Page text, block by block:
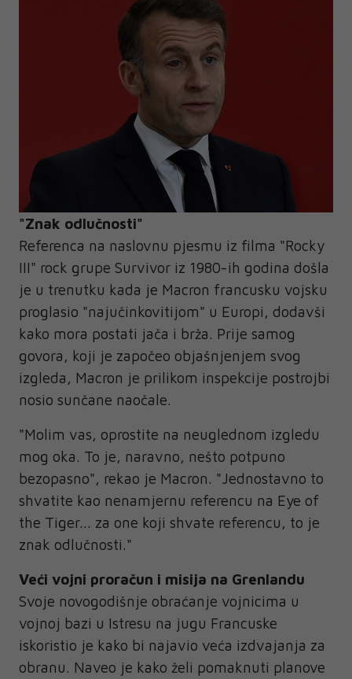
"Znak odlučnosti"
Referenca na naslovnu pjesmu iz filma "Rocky
III" rock grupe Survivor iz 1980-ih godina došla
je u trenutku kada je Macron francusku vojsku
proglasio "najučinkovitijom" u Europi, dodavši
kako mora postati jača i brža. Prije samog
govora, koji je započeo objašnjenjem svog
izgleda, Macron je prilikom inspekcije postrojbi
nosio sunčane naočale.
"Molim vas, oprostite na neuglednom izgledu
mog oka. To je, naravno, nešto potpuno
bezopasno", rekao je Macron. "Jednostavno to
shvatite kao nenamjernu referencu na Eye of
the Tiger... za one koji shvate referencu, to je
znak odlučnosti."
Veći vojni proračun i misija na Grenlandu
Svoje novogodišnje obraćanje vojnicima u
vojnoj bazi u Istresu na jugu Francuske
iskoristio je kako bi najavio veća izdvajanja za
obranu. Naveo je kako želi pomaknuti planove